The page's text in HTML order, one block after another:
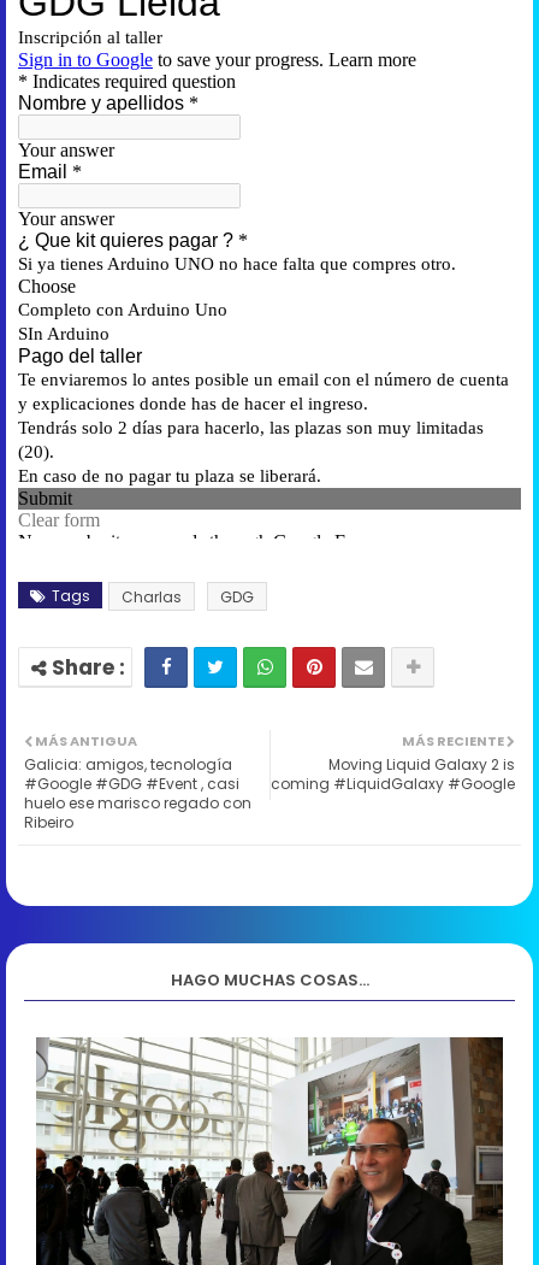
Tags Charlas GDG
MÁS RECIENTE
Moving Liquid Galaxy 2 is
coming #LiquidGalaxy #Google
MÁS ANTIGUA
Galicia: amigos, tecnología
#Google #GDG #Event , casi
huelo ese marisco regado con
Ribeiro
HAGO MUCHAS COSAS...